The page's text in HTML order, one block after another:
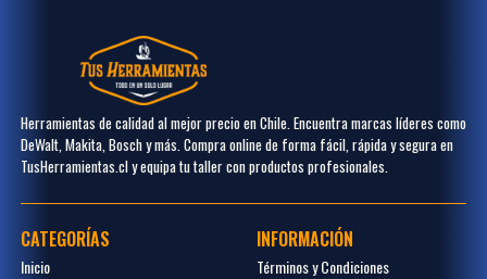
Herramientas de calidad al mejor precio en Chile. Encuentra marcas líderes como
DeWalt, Makita, Bosch y más. Compra online de forma fácil, rápida y segura en
TusHerramientas.cl y equipa tu taller con productos profesionales.
CATEGORÍAS
Inicio
INFORMACIÓN
Términos y Condiciones